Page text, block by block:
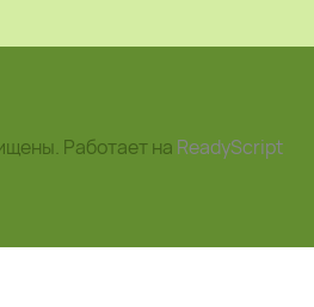
Работает на ReadyScript